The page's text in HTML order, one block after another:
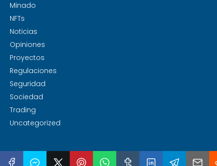
Minado
NFTs
Noticias
Opiniones
Proyectos
Regulaciones
Seguridad
Sociedad
Trading
Uncategorized